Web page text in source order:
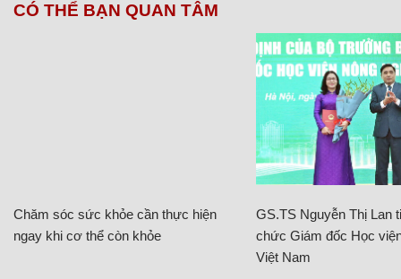
CÓ THỂ BẠN QUAN TÂM
Chăm sóc sức khỏe cần thực hiện
ngay khi cơ thể còn khỏe
GS.TS Nguyễn Thị Lan
chức Giám đốc Học
Việt Nam